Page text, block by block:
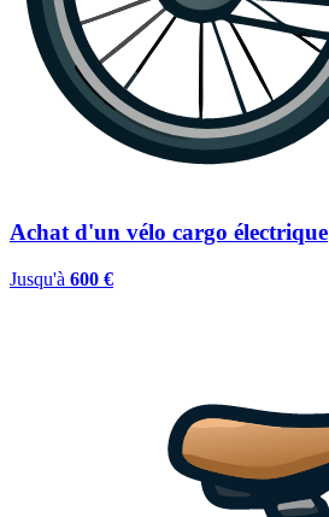
Achat d'un vélo cargo électrique
Jusqu'à 600 €